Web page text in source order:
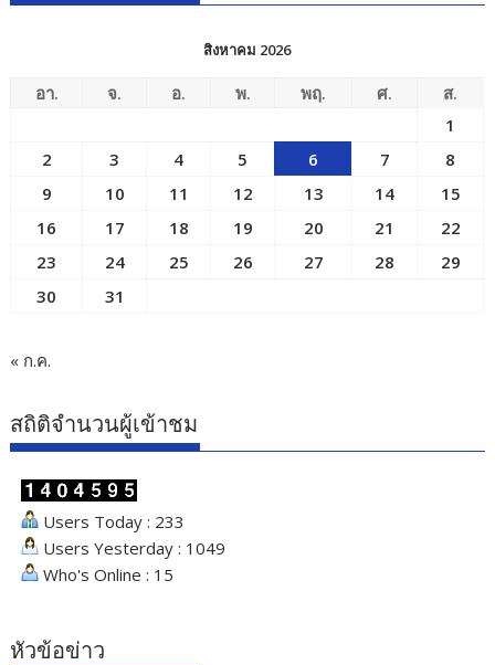
สิงหาคม 2026
อา. จ. อ. พ. พฤ. ศ.
ส.
1
2
3 4 5 6 7
8
9
10 11 12 13 14
15
16
17 18 19 20 21
22
23
24 25 26 27 28
29
30
31
« ก.ค.
สถิติจำนวนผู้เข้าชม
Users Today : 233
Users Yesterday : 1049
Who's Online : 15
หัวข้อข่าว